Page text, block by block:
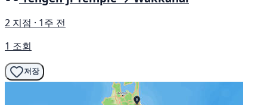
2 지점 · 1주 전
1 조회
저장